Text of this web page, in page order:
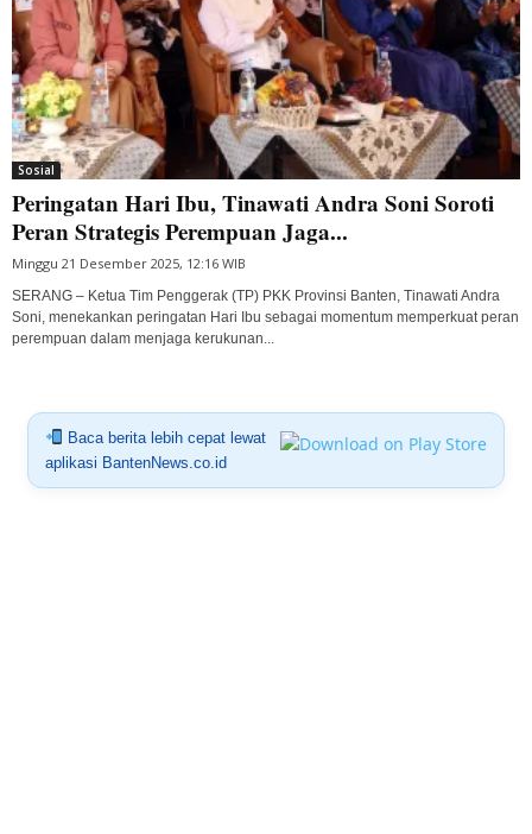
Sosial
Peringatan Hari Ibu, Tinawati Andra Soni Soroti
Peran Strategis Perempuan Jaga...
Minggu 21 Desember 2025, 12:16 WIB
SERANG – Ketua Tim Penggerak (TP) PKK Provinsi Banten, Tinawati Andra
Soni, menekankan peringatan Hari Ibu sebagai momentum memperkuat peran
perempuan dalam menjaga kerukunan...
Baca berita lebih cepat lewat
aplikasi BantenNews.co.id